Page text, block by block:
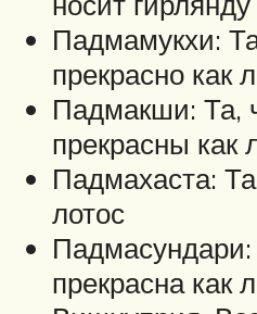
Падмамукхи:
прекрасно как
Падмакши: Та,
прекрасны как
Падмахаста:
лотос
Падмасундари:
прекрасна как